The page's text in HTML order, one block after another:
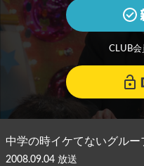
CLUB会
中学の時イケてないグル
2008.09.04 放送